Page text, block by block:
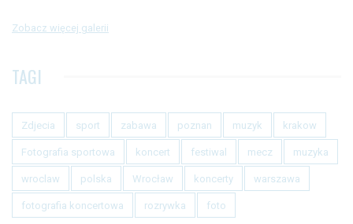
Zobacz więcej galerii
TAGI
Zdjecia sport zabawa poznan muzyk krakow
Fotografia sportowa koncert festiwal mecz muzyka
wroclaw polska Wrocław koncerty warszawa
fotografia koncertowa rozrywka foto